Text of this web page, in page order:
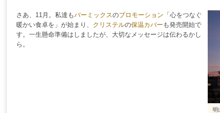
さあ、11月。私達もバーミックスのプロモーション 「心をつなぐ
暖かい食卓を」が始まり、 クリステルの保温カバー も発売開始で
す。一生懸命準備はしましたが、大切なメッセージは伝わるかし
ら。
明